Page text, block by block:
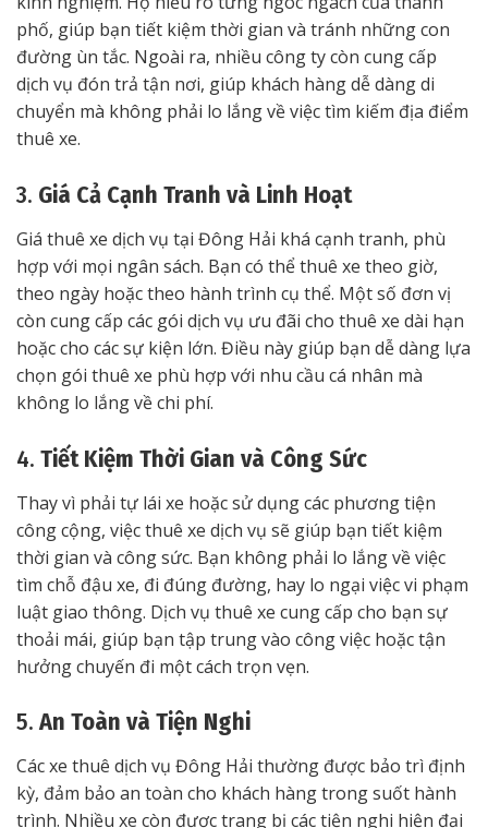
phố, giúp bạn tiết kiệm thời gian và tránh những con
đường ùn tắc. Ngoài ra, nhiều công ty còn cung cấp
dịch vụ đón trả tận nơi, giúp khách hàng dễ dàng di
chuyển mà không phải lo lắng về việc tìm kiếm địa điểm
thuê xe.
3. Giá Cả Cạnh Tranh và Linh Hoạt
Giá thuê xe dịch vụ tại Đông Hải khá cạnh tranh, phù
hợp với mọi ngân sách. Bạn có thể thuê xe theo giờ,
theo ngày hoặc theo hành trình cụ thể. Một số đơn vị
còn cung cấp các gói dịch vụ ưu đãi cho thuê xe dài hạn
hoặc cho các sự kiện lớn. Điều này giúp bạn dễ dàng lựa
chọn gói thuê xe phù hợp với nhu cầu cá nhân mà
không lo lắng về chi phí.
4. Tiết Kiệm Thời Gian và Công Sức
Thay vì phải tự lái xe hoặc sử dụng các phương tiện
công cộng, việc thuê xe dịch vụ sẽ giúp bạn tiết kiệm
thời gian và công sức. Bạn không phải lo lắng về việc
tìm chỗ đậu xe, đi đúng đường, hay lo ngại việc vi phạm
luật giao thông. Dịch vụ thuê xe cung cấp cho bạn sự
thoải mái, giúp bạn tập trung vào công việc hoặc tận
hưởng chuyến đi một cách trọn vẹn.
5. An Toàn và Tiện Nghi
Các xe thuê dịch vụ Đông Hải thường được bảo trì định
kỳ, đảm bảo an toàn cho khách hàng trong suốt hành
trình. Nhiều xe còn được trang bị các tiện nghi hiện đại